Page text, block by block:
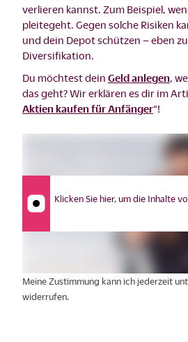
verlieren kannst. Zum Beispiel,
pleitegeht. Gegen solche Risiken
und dein Depot schützen – eben
Diversifikation.
Du möchtest dein Geld anlegen ,
das geht? Wir erklären es dir im
Aktien kaufen für Anfänger“!
Klicken Sie hier, um die Inhalte
Meine Zustimmung kann ich jederzeit
widerrufen.